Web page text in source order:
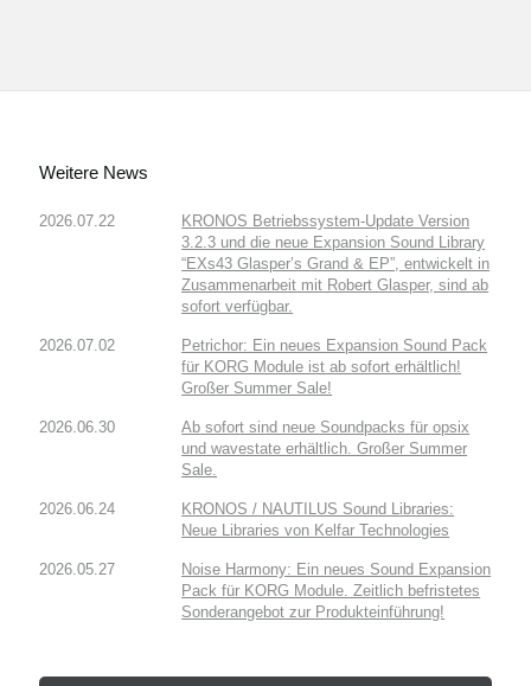
Weitere News
2026.07.22
KRONOS Betriebssystem-Update Version
3.2.3 und die neue Expansion Sound Library
“EXs43 Glasper’s Grand & EP”, entwickelt in
Zusammenarbeit mit Robert Glasper, sind ab
sofort verfügbar.
2026.07.02
Petrichor: Ein neues Expansion Sound Pack
für KORG Module ist ab sofort erhältlich!
Großer Summer Sale!
2026.06.30
Ab sofort sind neue Soundpacks für opsix
und wavestate erhältlich. Großer Summer
Sale.
2026.06.24
KRONOS / NAUTILUS Sound Libraries:
Neue Libraries von Kelfar Technologies
2026.05.27
Noise Harmony: Ein neues Sound Expansion
Pack für KORG Module. Zeitlich befristetes
Sonderangebot zur Produkteinführung!